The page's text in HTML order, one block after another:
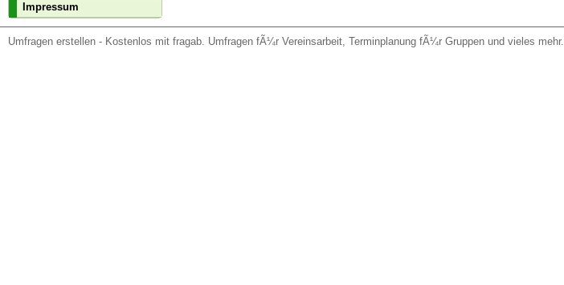
Impressum
Umfragen erstellen - Kostenlos mit fragab. Umfragen fÃ¼r Vereinsarbeit, Terminplanung fÃ¼r Gruppen und vieles mehr.